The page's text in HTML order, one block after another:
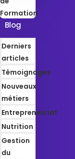
Formation
Blog
Derniers
articles
Témoignages
Nouveaux
métiers
Entrepreneuriat
Nutrition
Gestion
du